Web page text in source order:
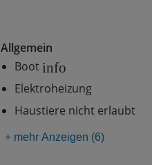
Allgemein
Boot info
Elektroheizung
Haustiere nicht erlaubt
+ mehr Anzeigen (6)